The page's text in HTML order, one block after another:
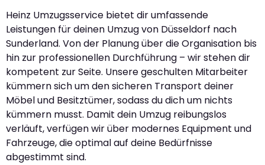
Heinz Umzugsservice bietet dir umfassende
Leistungen für deinen Umzug von Düsseldorf nach
Sunderland. Von der Planung über die Organisation bis
hin zur professionellen Durchführung – wir stehen dir
kompetent zur Seite. Unsere geschulten Mitarbeiter
kümmern sich um den sicheren Transport deiner
Möbel und Besitztümer, sodass du dich um nichts
kümmern musst. Damit dein Umzug reibungslos
verläuft, verfügen wir über modernes Equipment und
Fahrzeuge, die optimal auf deine Bedürfnisse
abgestimmt sind.